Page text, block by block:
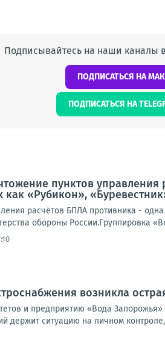
Подписывайтесь на наши каналы
ПОДПИСАТЬСЯ НА
ПОДПИСАТЬСЯ НА
пунктов
как «Рубикон»,
расчётов БПЛА противника -
обороны России.Группировка
возникла
и предприятию «Вода
держит ситуацию на личном